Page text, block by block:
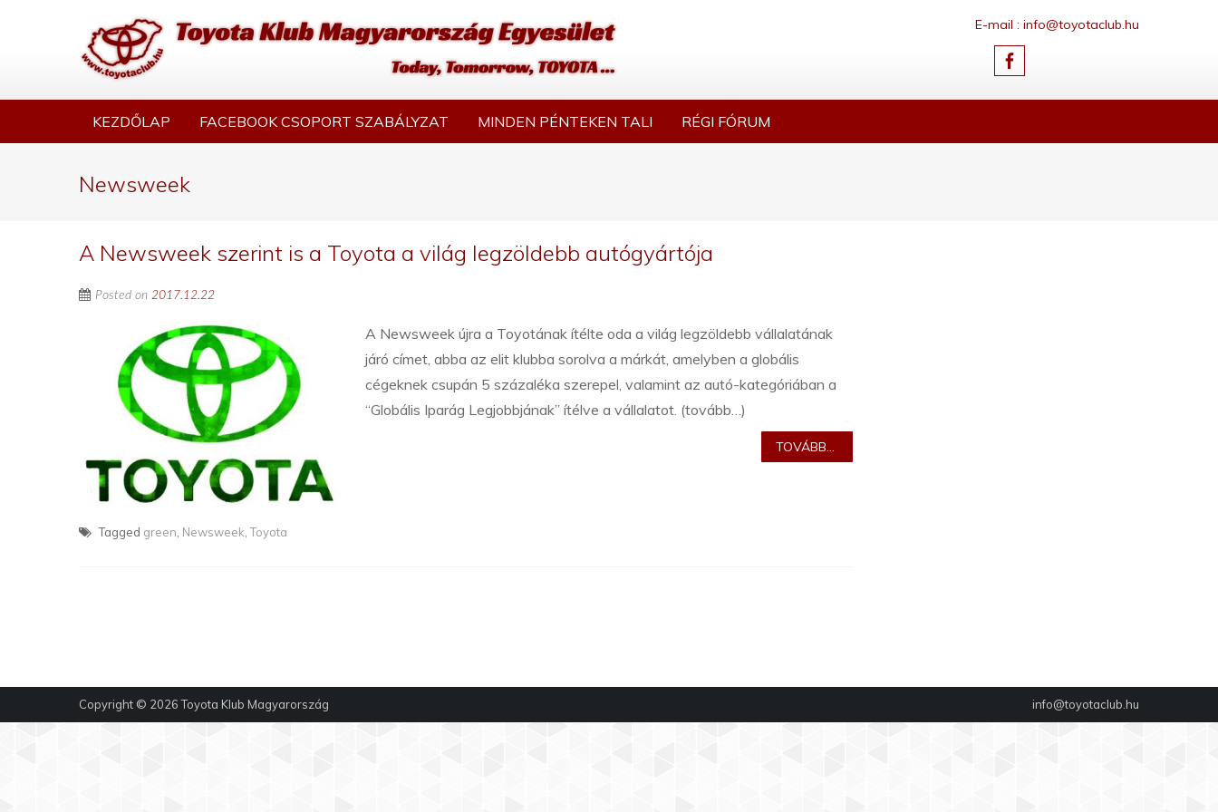
E-mail : info@toyotaclub.hu
KEZDŐLAP FACEBOOK CSOPORT SZABÁLYZAT MINDEN PÉNTEKEN TALI RÉGI FÓRUM
Newsweek
A Newsweek szerint is a Toyota a világ legzöldebb autógyártója
Posted on 2017.12.22
A Newsweek újra a Toyotának ítélte oda a világ legzöldebb vállalatának
járó címet, abba az elit klubba sorolva a márkát, amelyben a globális
cégeknek csupán 5 százaléka szerepel, valamint az autó-kategóriában a
“Globális Iparág Legjobbjának” ítélve a vállalatot. (tovább…)
TOVÁBB...
Tagged green, Newsweek,Toyota
info@toyotaclub.hu
Copyright © 2026Toyota Klub Magyarország